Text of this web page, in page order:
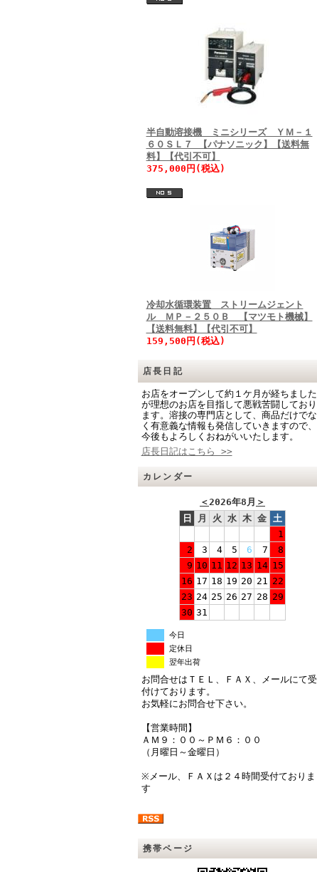
半自動溶接機 ミニシリーズ ＹＭ－１
６０ＳＬ７ 【パナソニック】【送料無
料】【代引不可】
375,000円(税込)
冷却水循環装置 ストリームジェント
ル ＭＰ－２５０Ｂ 【マツモト機械】
【送料無料】【代引不可】
159,500円(税込)
店長日記
お店をオープンして約１ケ月が経ちました
が理想のお店を目指して悪戦苦闘しており
ます。溶接の専門店として、商品だけでな
く有意義な情報も発信していきますので、
今後もよろしくおねがいいたします。
店長日記はこちら >>
カレンダー
＜2026年8月 ＞
日
月 火 水 木 金 土
1
2
3 4 5 6 7
8
9 10 11 12 13 14 15
16 17 18 19 20 21 22
23 24 25 26 27 28 29
30 31
今日
定休日
翌年出荷
お問合せはＴＥＬ、ＦＡＸ、メールにて受
付けております。
お気軽にお問合せ下さい。
【営業時間】
ＡＭ９：００～ＰＭ６：００
（月曜日～金曜日）
※メール、ＦＡＸは２４時間受付ておりま
す
携帯ページ